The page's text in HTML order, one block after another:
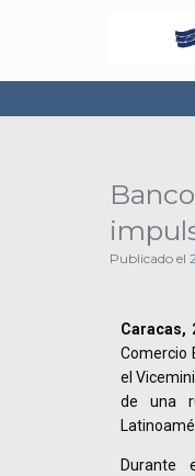
Publicado el
Caracas,
Comercio
el
de una
Durante